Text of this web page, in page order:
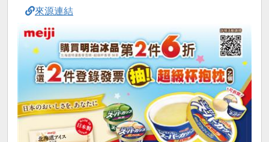
來源連結